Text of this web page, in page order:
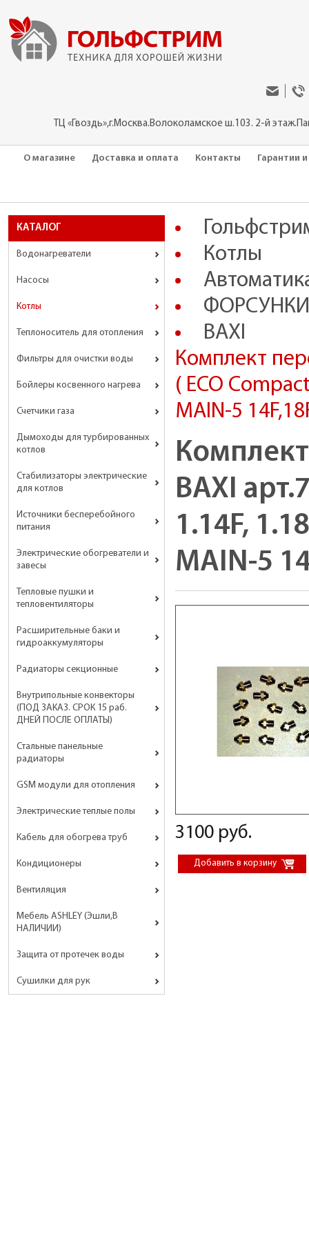
ТЦ «Гвоздь»,г.Москва.Волоколамское ш.103. 2-й
О магазине Доставка и оплата Контакты Гарантии
КАТАЛОГ
Водонагреватели
Насосы
Котлы
Теплоноситель для отопления
Фильтры для очистки воды
Бойлеры косвенного нагрева
Счетчики газа
Дымоходы для турбированных
котлов
Стабилизаторы электрические
для котлов
Источники бесперебойного
питания
Электрические обогреватели и
завесы
Тепловые пушки и
тепловентиляторы
Расширительные баки и
гидроаккумуляторы
Радиаторы секционные
Внутрипольные конвекторы
(ПОД ЗАКАЗ. СРОК 15 раб.
ДНЕЙ ПОСЛЕ ОПЛАТЫ)
Стальные панельные
радиаторы
GSM модули для отопления
Электрические теплые полы
Кабель для обогрева труб
Кондиционеры
Вентиляция
Мебель ASHLEY (Эшли,В
НАЛИЧИИ)
Защита от протечек воды
Сушилки для рук
Котлы
BAXI
Комплект
( ECO
MAIN-5
BAXI
1.14F,
MAIN-5
3100 руб.